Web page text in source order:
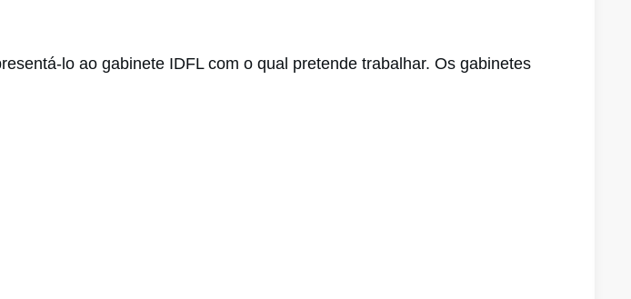
lo ao gabinete IDFL com o qual pretende trabalhar. Os gabinetes